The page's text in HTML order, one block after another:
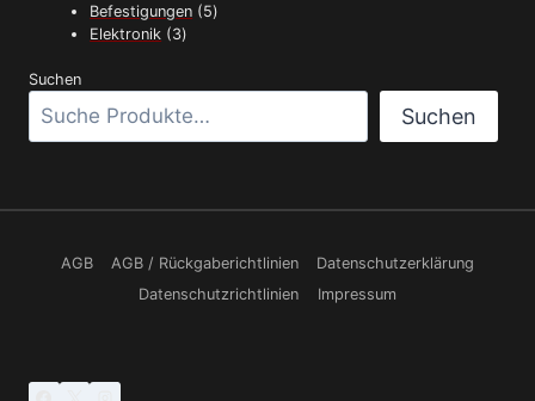
Produkte
Befestigungen 55
Elektronik 33
Suchen
Suchen
AGB AGB / Rückgaberichtlinien
Datenschutzerklärung
Datenschutzrichtlinien
Impressum